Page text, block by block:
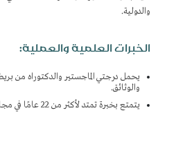
والدولية.
:الخبرات العلمية والعملية
يحمل درجتي الماجستير والدكتوراه من
والوثائق.
يتمتع بخبرة تمتد لأكثر من 22 عامًا في مجال الأدلة الجنائية.